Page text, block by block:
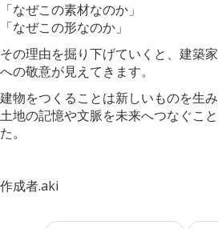
「なぜこの素材なのか」
「なぜこの形なのか」
その理由を掘り下げていくと、建築
への敬意が見えてきます。
建物をつくることは新しいものを生
土地の記憶や文脈を未来へつなぐこ
た。
作成者.aki